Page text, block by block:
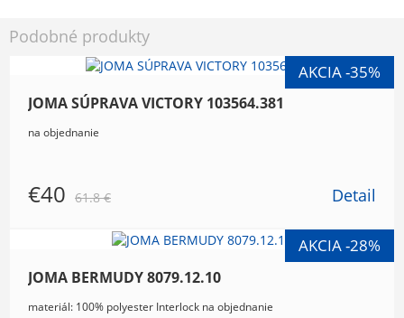
Podobné produkty
JOMA SÚPRAVA VICTORY 103564.381
na objednanie
€40 61.8 € Detail
JOMA BERMUDY 8079.12.10
materiál: 100% polyester Interlock na objednanie